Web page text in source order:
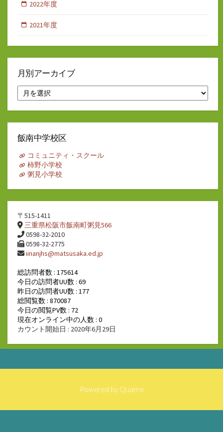
2022年度
2021年度
月別アーカイブ
別
ア
イ
飯南中学校区
コミュニティ・スクール
柿野小学校
粥見小学校
〒515-1411
三重県松阪市飯南町粥見566
0598-32-2010
0598-32-2775
iinanjhs@matsusaka.ed.jp
総訪問者数 : 175614
今日の訪問者UU数 : 69
昨日の訪問者UU数 : 177
総閲覧数 : 870087
今日の閲覧PV数 : 72
現在オンライン中の人数 : 0
カウント開始日 : 2020年6月29日
Powered by Quarro